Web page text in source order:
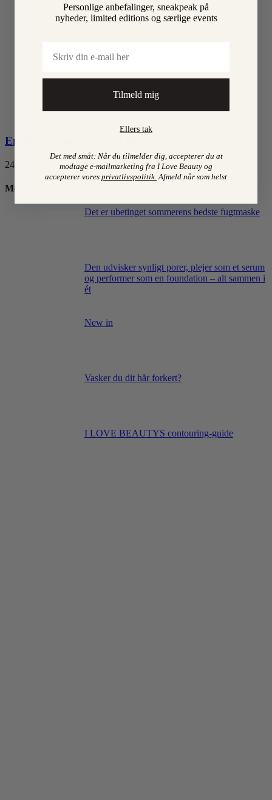
En lille sommergave fra Honey
24. June 2026
Mest læste lige nu
Det er ubetinget sommerens bedste fugtmaske
Den udvisker synligt porer, plejer som et serum
og performer som en foundation – alt sammen i
ét
New in
Vasker du dit hår forkert?
I LOVE BEAUTYS contouring-guide
Personlige anbefalinger, sneakpeak på
nyheder, limited editions og særlige events
Tilmeld mig
Ellers tak
Det med småt: Når du tilmelder dig, accepterer du at
modtage e-mailmarketing fra I Love Beauty og
accepterer vores privatlivspolitik Afmeld når som helst